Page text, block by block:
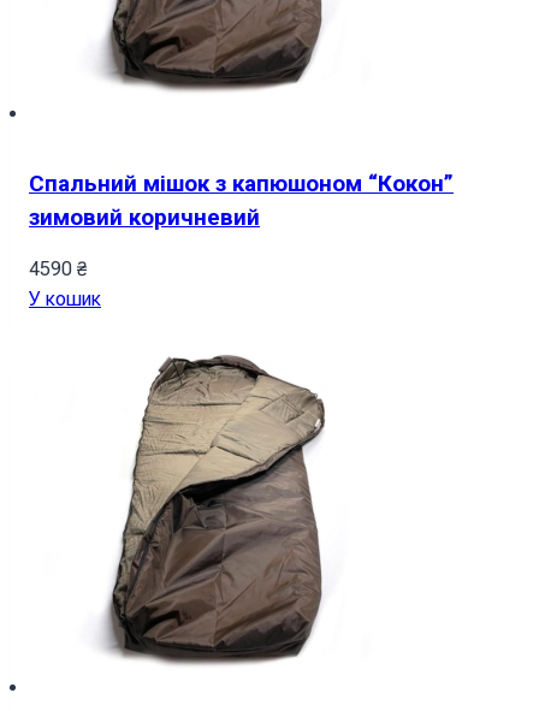
Спальний мішок з капюшоном “Кокон”
зимовий коричневий
4590 ₴
У кошик